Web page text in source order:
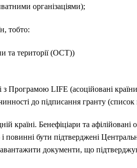
організаціями);
тобто:
та території (OCT))
з Програмою LIFE (асоційовані
до підписання гранту (список
країні. Бенефіціари та афілійовані
повинні бути підтверджені
документи, що